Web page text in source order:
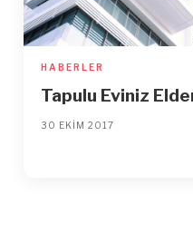
HABERLER
Tapulu Eviniz
30 EKIM 2017